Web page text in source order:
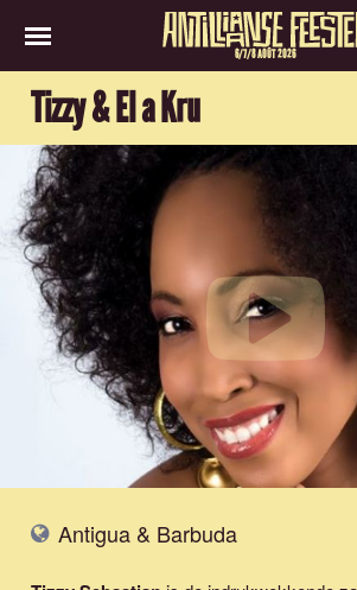
6/7/8 AOÛT 2026
Tizzy & El a Kru
Antigua & Barbuda